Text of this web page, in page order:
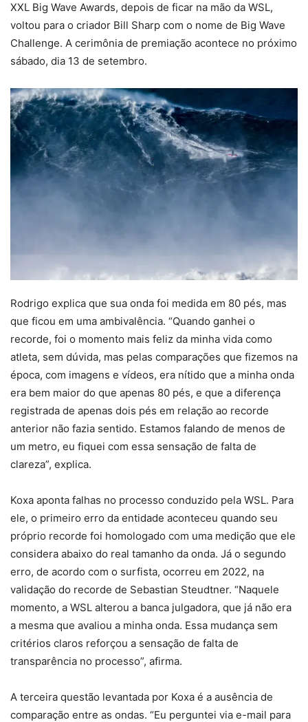
XXL Big Wave Awards, depois de ficar na mão da WSL,
voltou para o criador Bill Sharp com o nome de Big Wave
Challenge. A cerimônia de premiação acontece no próximo
sábado, dia 13 de setembro.
Rodrigo explica que sua onda foi medida em 80 pés, mas
que ficou em uma ambivalência. “Quando ganhei o
recorde, foi o momento mais feliz da minha vida como
atleta, sem dúvida, mas pelas comparações que fizemos na
época, com imagens e vídeos, era nítido que a minha onda
era bem maior do que apenas 80 pés, e que a diferença
registrada de apenas dois pés em relação ao recorde
anterior não fazia sentido. Estamos falando de menos de
um metro, eu fiquei com essa sensação de falta de
clareza”, explica.
Koxa aponta falhas no processo conduzido pela WSL. Para
ele, o primeiro erro da entidade aconteceu quando seu
próprio recorde foi homologado com uma medição que ele
considera abaixo do real tamanho da onda. Já o segundo
erro, de acordo com o surfista, ocorreu em 2022, na
validação do recorde de Sebastian Steudtner. “Naquele
momento, a WSL alterou a banca julgadora, que já não era
a mesma que avaliou a minha onda. Essa mudança sem
critérios claros reforçou a sensação de falta de
transparência no processo”, afirma.
A terceira questão levantada por Koxa é a ausência de
comparação entre as ondas. “Eu perguntei via e-mail para